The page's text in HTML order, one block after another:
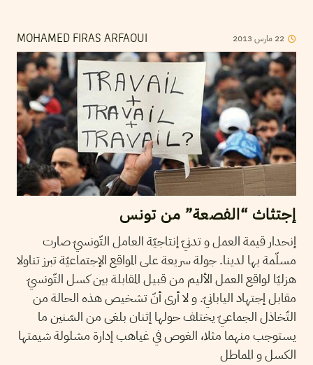
MOHAMED FIRAS ARFAOUI 22 مارس 2013
إجتثاث “الفصعة” من تونس
إنحدار قيمة العمل و تدنيّ إنتاجيّة العامل التّونسيّ صارت
مسلّمة بها لدينا. جولة سريعة على المواقع الإجتماعيّة تبرز تناولا
هزليّا لواقع العمل الأليم من قبيل المقابلة بين كسل التّونسيّ
مقابل إجتهاد اليابانيّ. و لا أرى أنّ تشخيص هذه الحالة من
التّخاذل الجماعيّ يختلف حولها إثنان بلغى من السّنين ما
يستوجب منهما مثلا، الغوص في غياهب إدارة مشلولة شيمتها
الكسل و المماطل